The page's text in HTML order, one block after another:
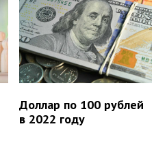
Доллар по 100 рублей
в 2022 году